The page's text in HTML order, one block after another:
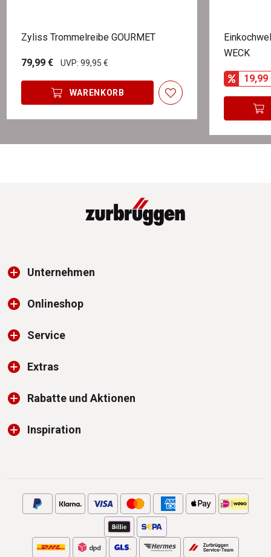
Zyliss Trommelreibe GOURMET
79,99 € UVP: 99,95 €
WARENKORB
WECK
19,99
Unternehmen
Onlineshop
Service
Extras
Rabatte und Aktionen
Inspiration